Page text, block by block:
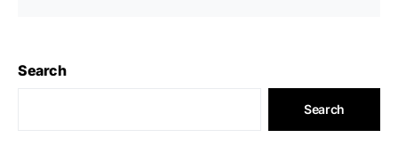
Search
Search